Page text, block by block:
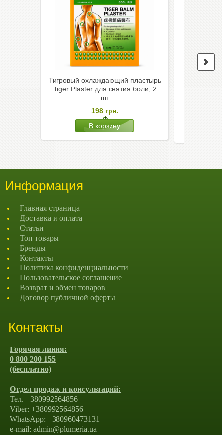
Тигровый охлаждающий пластырь
Tiger Plaster для снятия боли, 2
шт
198 грн.
Информация
Главная страница
Доставка и оплата
Статьи
Топ товары
Бренды
Контакты
Политика конфиденциальности
Пользовательское соглашение
Возврат и обмен товаров
Договор публичной оферты
Контакты
Горячая линия:
0 800 200 155
(бесплатно)
Отдел продаж и консультаций:
Тел. +380992564856
Viber: +380992564856
WhatsApp: +380960473131
e-mail: admin@plumeria.ua